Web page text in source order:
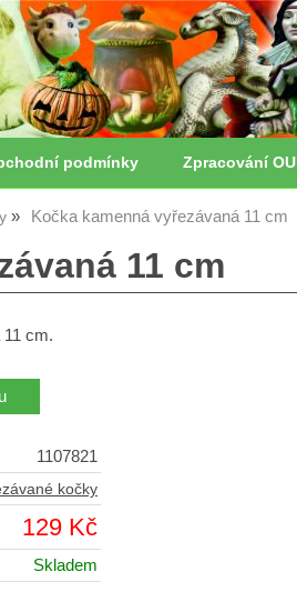
podmínky Zpracování OU
Kočka kamenná vyřezávaná 11 cm
11 cm
cm.
1107821
kočky
129 Kč
Skladem